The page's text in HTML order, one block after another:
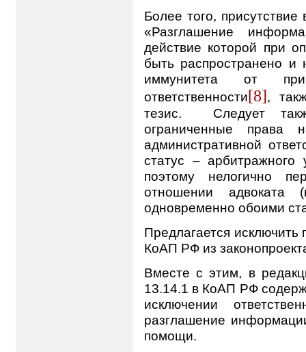
Более того,
«Разглашение
действие которой при
быть распространено и
иммунитета от
ответственности[8],
тезис.
Следует
ограниченные права
административной
статус –
поэтому нелогично
отношении адвоката
одновременно обоими
Предлагается
КоАП РФ из
Вместе с этим, в
13.14.1 в КоАП РФ
исключении
разглашение
помощи.